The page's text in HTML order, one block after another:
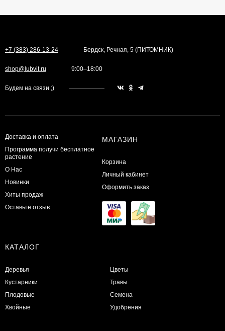
+7 (383) 286-13-24 Бердск, Речная, 5 (ПИТОМНИК)
shop@lubvit.ru 9:00–18:00
Будем на связи ;)
Доставка и оплата
Программа получи бесплатное
растение
О Нас
Новинки
Хиты продаж
Оставьте отзыв
МАГАЗИН
Корзина
Личный кабинет
Оформить заказ
КАТАЛОГ
Деревья
Кустарники
Плодовые
Хвойные
Цветы
Травы
Семена
Удобрения